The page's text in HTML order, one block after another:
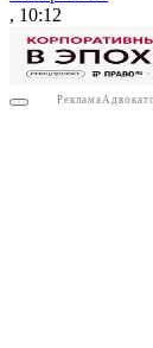
, 10:12
Реклама